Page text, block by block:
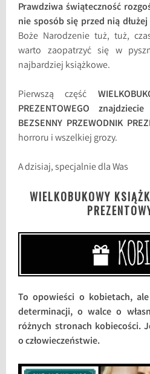
Prawdziwa świąteczność
nie sposób się przed nią
Boże Narodzenie tuż, tuż,
warto zaopatrzyć się w
najbardziej książkowe.
Pierwszą część
PREZENTOWEGO
BEZSENNY PRZEWODNIK
horroru i wszelkiej grozy.
A dzisiaj, specjalnie dla Was
WIELKOBUKOWY
To opowieści o kobietach,
determinacji, o walce o
różnych stronach kobiecości.
o człowieczeństwie.